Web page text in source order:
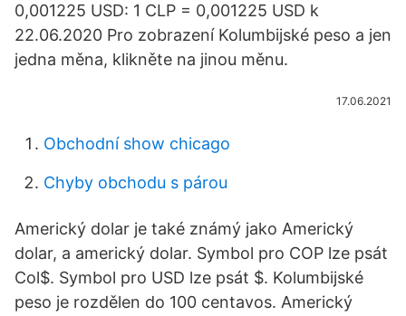
0,001225 USD: 1 CLP = 0,001225 USD k
22.06.2020 Pro zobrazení Kolumbijské peso a jen
jedna měna, klikněte na jinou měnu.
17.06.2021
Obchodní show chicago
Chyby obchodu s párou
Americký dolar je také známý jako Americký
dolar, a americký dolar. Symbol pro COP lze psát
Col$. Symbol pro USD lze psát $. Kolumbijské
peso je rozdělen do 100 centavos. Americký